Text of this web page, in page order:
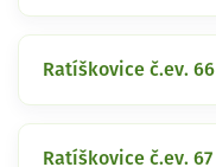
Ratíškovice č.ev. 66
Ratíškovice č.ev. 67